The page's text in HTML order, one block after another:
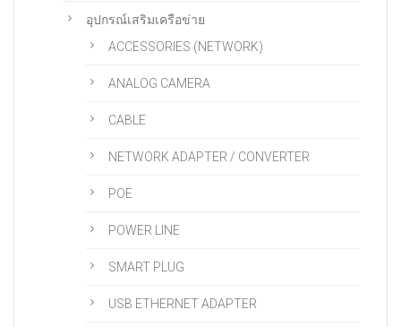
อุปกรณ์เสริมเครือข่าย
ACCESSORIES (NETWORK)
ANALOG CAMERA
CABLE
NETWORK ADAPTER / CONVERTER
POE
POWER LINE
SMART PLUG
USB ETHERNET ADAPTER